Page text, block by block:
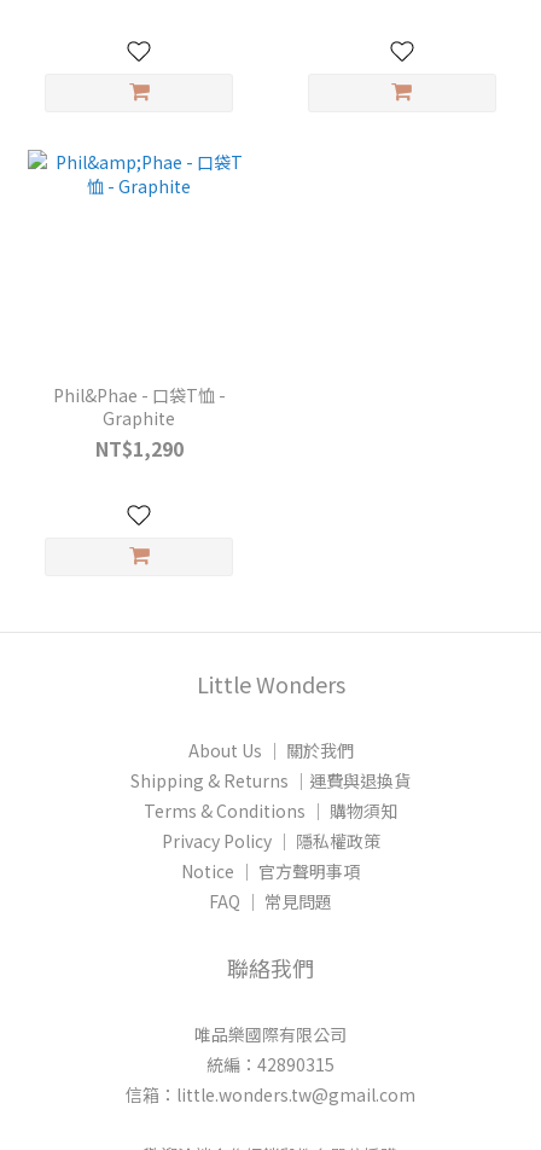
Phil&Phae - 口袋T恤 -
Graphite
NT$1,290
Little Wonders
About Us │ 關於我們
Shipping & Returns │運費與退換貨
Terms & Conditions │ 購物須知
Privacy Policy │ 隱私權政策
Notice │ 官方聲明事項
FAQ │ 常見問題
聯絡我們
唯品樂國際有限公司
統編：42890315
信箱：little.wonders.tw@gmail.com